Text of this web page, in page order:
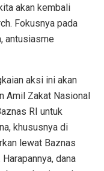
akan kembali
Fokusnya pada
antusiasme
aksi ini akan
Amil Zakat Nasional
RI untuk
khususnya di
lewat Baznas
dana